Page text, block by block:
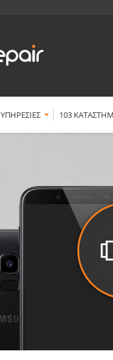
YΠΗΡΕΣΙΕΣ 103